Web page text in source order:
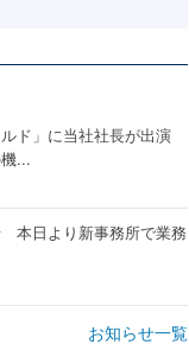
ド」に当社社長が出演
...
本日より新事務所で業務
お知らせ一覧